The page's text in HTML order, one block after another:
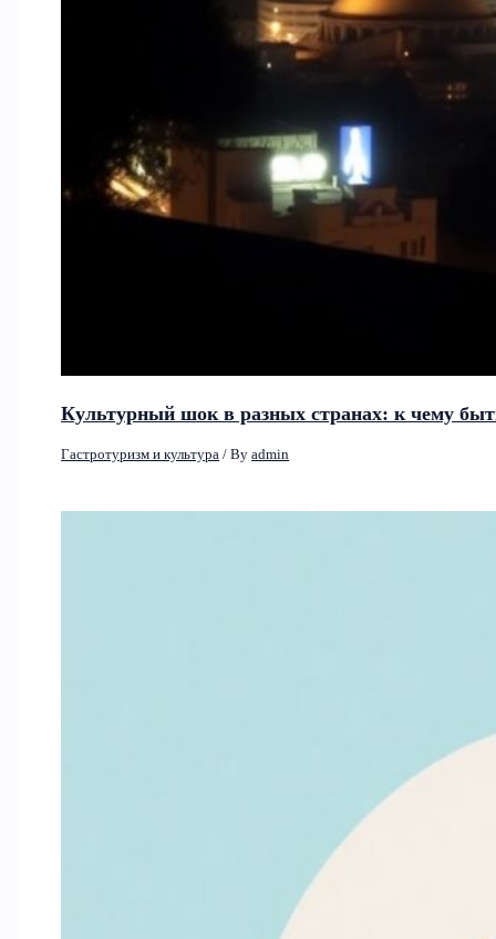
Культурный шок в разных странах: к чему
Гастротуризм и культура / Byadmin